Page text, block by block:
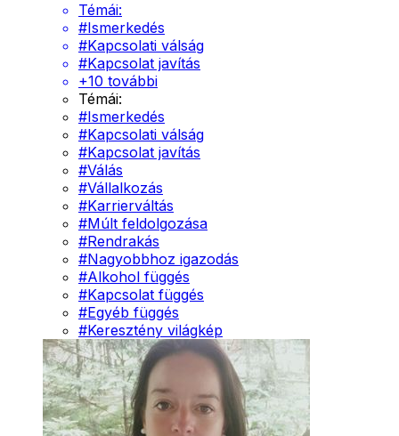
Témái:
#Ismerkedés
#Kapcsolati válság
#Kapcsolat javítás
+10 további
Témái:
#Ismerkedés
#Kapcsolati válság
#Kapcsolat javítás
#Válás
#Vállalkozás
#Karrierváltás
#Múlt feldolgozása
#Rendrakás
#Nagyobbhoz igazodás
#Alkohol függés
#Kapcsolat függés
#Egyéb függés
#Keresztény világkép